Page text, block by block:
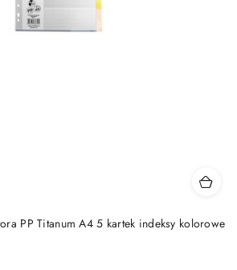
PP Titanum A4 5 kartek indeksy kolorowe